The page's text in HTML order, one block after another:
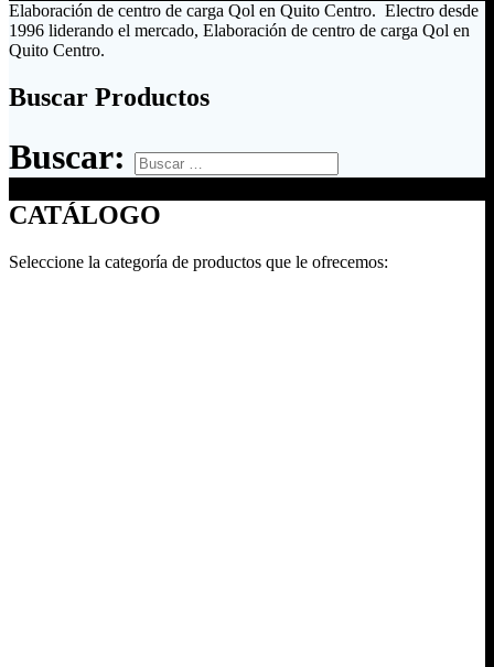
Elaboración de centro de carga Qol en Quito Centro. Electro desde
1996 liderando el mercado, Elaboración de centro de carga Qol en
Quito Centro.
Buscar Productos
Buscar:
CATÁLOGO
Seleccione la categoría de productos que le ofrecemos: